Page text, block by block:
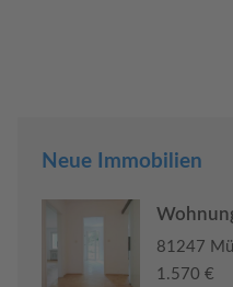
Neue Immobilien
81247
1.570 €